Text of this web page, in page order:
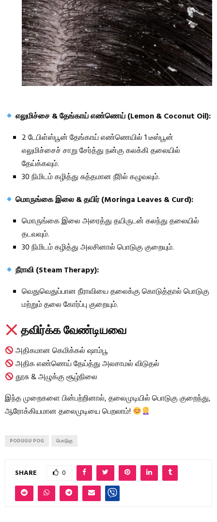
எலுமிச்சை & தேங்காய் எண்ணெய் (Lemon & Coconut Oil):
2 டேபிள்ஸ்பூன் தேங்காய் எண்ணெயில் 1 டீஸ்பூன்
எலுமிச்சைச் சாறு சேர்த்து நன்கு கலக்கி தலையில்
தேய்க்கவும்.
30 நிமிடம் கழித்து சுத்தமான நீரில் கழுவவும்.
மொருங்கை இலை & தயிர் (Moringa Leaves & Curd):
மொருங்கை இலை அரைத்து தயிருடன் கலந்து தலையில்
தடவவும்.
30 நிமிடம் கழித்து அலசினால் பொடுகு குறையும்.
நீராவி (Steam Therapy):
வெதுவெதுப்பான நீராவியை தலைக்கு கொடுத்தால் பொடுகு
மற்றும் தலை கோர்ப்பு குறையும்.
தவிர்க்க வேண்டியவை
அதிகமான கெமிக்கல் ஷாம்பூ
அதிக எண்ணெய் தேய்த்து அலசாமல் விடுதல்
தூசு & அழுக்கு சூழ்நிலை
இந்த முறைகளை பின்பற்றினால், தலைமுடியில் பொடுகு குறைந்து,
ஆரோக்கியமான தலைமுடியை பெறலாம்!
PODUGU POG பொடுகு
SHARE 0